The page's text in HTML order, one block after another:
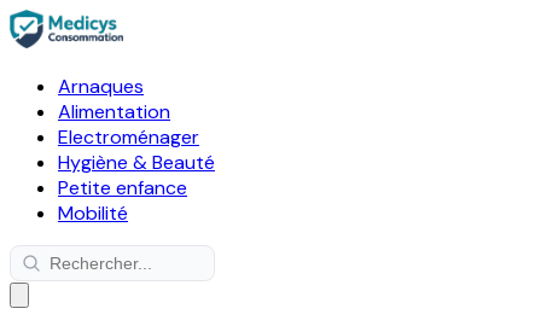
Arnaques
Alimentation
Electroménager
Hygiène & Beauté
Petite enfance
Mobilité